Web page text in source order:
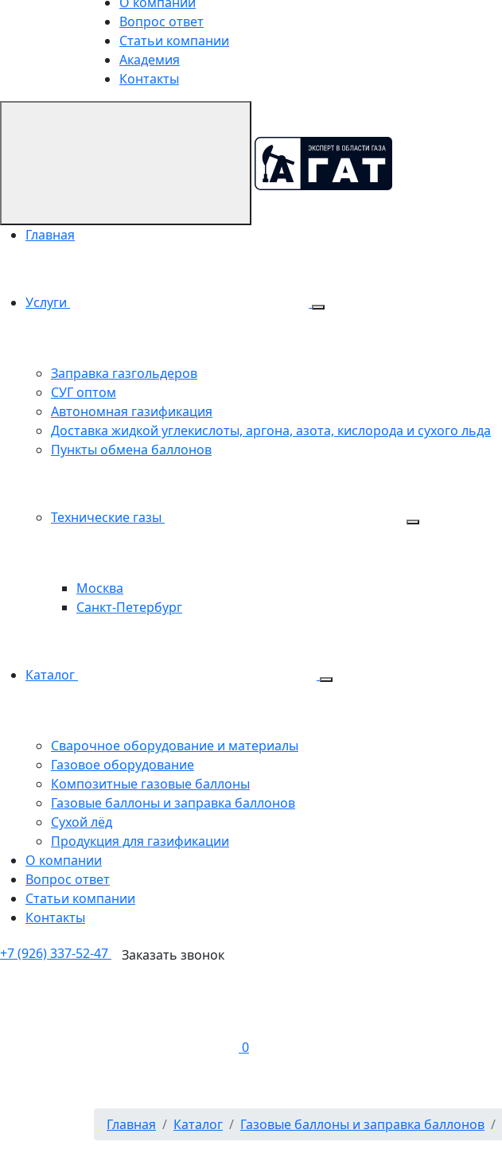
Вопрос ответ
Статьи компании
Академия
Контакты
Главная
Услуги
Заправка газгольдеров
СУГ оптом
Автономная газификация
Доставка жидкой углекислоты, аргона, азота, кислорода и сухого льда
Пункты обмена баллонов
Технические газы
Москва
Санкт-Петербург
Каталог
Сварочное оборудование и материалы
Газовое оборудование
Композитные газовые баллоны
Газовые баллоны и заправка баллонов
Сухой лёд
Продукция для газификации
О компании
Вопрос ответ
Статьи компании
Контакты
+7 (926) 337-52-47 Заказать звонок
0
Главная Каталог Газовые баллоны и заправка баллонов